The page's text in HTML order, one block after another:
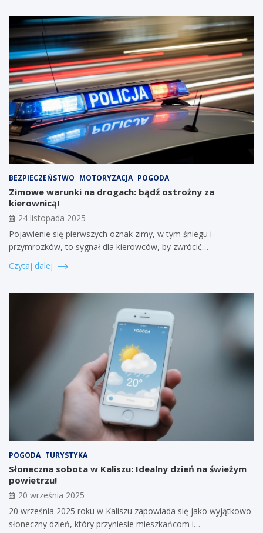
BEZPIECZEŃSTWO MOTORYZACJA POGODA
Zimowe warunki na drogach: bądź ostrożny za
kierownicą!
24 listopada 2025
Pojawienie się pierwszych oznak zimy, w tym śniegu i
przymrozków, to sygnał dla kierowców, by zwrócić…
Czytaj dalej
POGODA TURYSTYKA
Słoneczna sobota w Kaliszu: Idealny dzień na świeżym
powietrzu!
20 września 2025
20 września 2025 roku w Kaliszu zapowiada się jako wyjątkowo
słoneczny dzień, który przyniesie mieszkańcom i…